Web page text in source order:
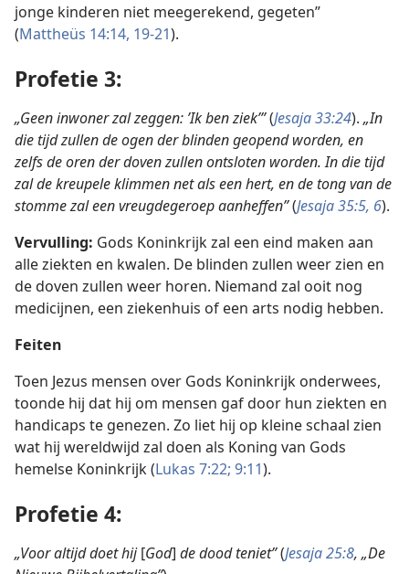
jonge kinderen niet meegerekend, gegeten”
(Mattheüs 14:14, 19-21).
Profetie 3:
„Geen inwoner zal zeggen: ’Ik ben ziek’”(Jesaja 33:24). „In
die tijd zullen de ogen der blinden geopend worden, en
zelfs de oren der doven zullen ontsloten worden. In die tijd
zal de kreupele klimmen net als een hert, en de tong van de
stomme zal een vreugdegeroep aanheffen”(Jesaja 35:5, 6).
Vervulling: Gods Koninkrijk zal een eind maken aan
alle ziekten en kwalen. De blinden zullen weer zien en
de doven zullen weer horen. Niemand zal ooit nog
medicijnen, een ziekenhuis of een arts nodig hebben.
Feiten
Toen Jezus mensen over Gods Koninkrijk onderwees,
toonde hij dat hij om mensen gaf door hun ziekten en
handicaps te genezen. Zo liet hij op kleine schaal zien
wat hij wereldwijd zal doen als Koning van Gods
hemelse Koninkrijk (Lukas 7:22; 9:11).
Profetie 4:
„Voor altijd doet hij[God] de dood teniet”(Jesaja 25:8, „De